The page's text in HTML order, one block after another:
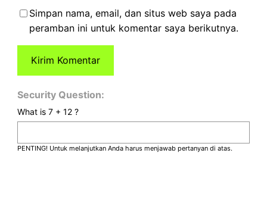
Simpan nama, email, dan situs web saya pada
peramban ini untuk komentar saya berikutnya.
Security Question:
What is 7 + 12 ?
PENTING! Untuk melanjutkan Anda harus menjawab pertanyan di atas.